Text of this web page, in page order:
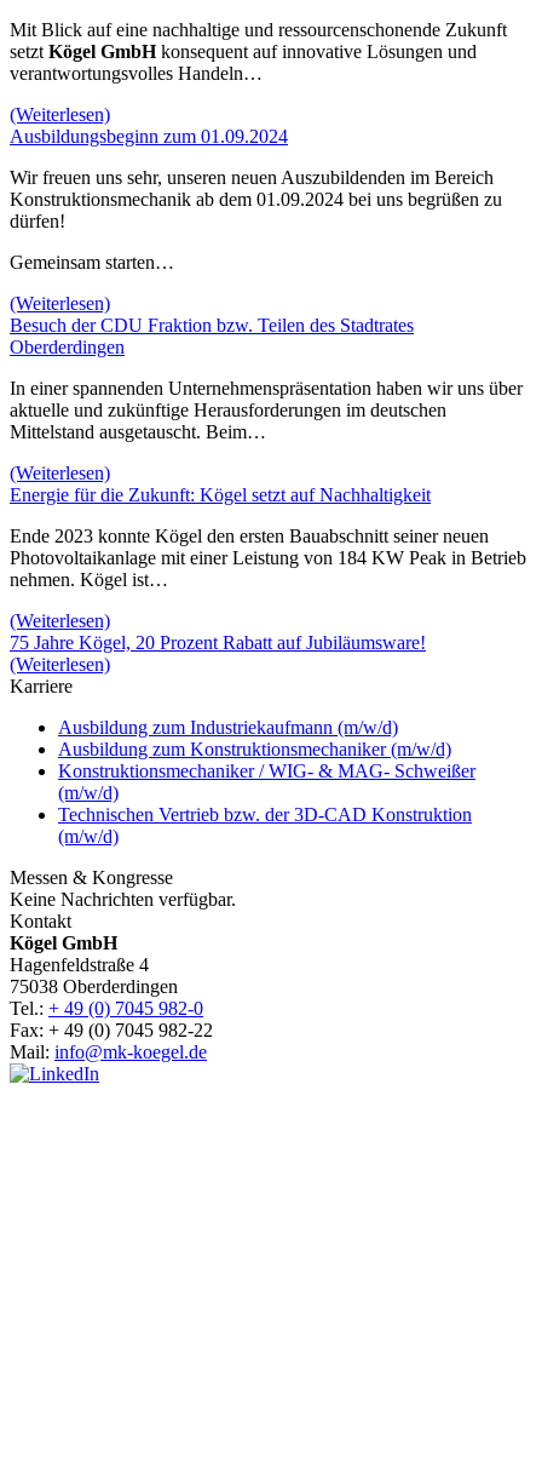
Mit Blick auf eine nachhaltige und ressourcenschonende Zukunft
setzt Kögel GmbHkonsequent auf innovative Lösungen und
verantwortungsvolles Handeln…
(Weiterlesen)
Ausbildungsbeginn zum 01.09.2024
Wir freuen uns sehr, unseren neuen Auszubildenden im Bereich
Konstruktionsmechanik ab dem 01.09.2024 bei uns begrüßen zu
dürfen!
Gemeinsam starten…
(Weiterlesen)
Besuch der CDU Fraktion bzw. Teilen des Stadtrates
Oberderdingen
In einer spannenden Unternehmenspräsentation haben wir uns über
aktuelle und zukünftige Herausforderungen im deutschen
Mittelstand ausgetauscht. Beim…
(Weiterlesen)
Energie für die Zukunft: Kögel setzt auf Nachhaltigkeit
Ende 2023 konnte Kögel den ersten Bauabschnitt seiner neuen
Photovoltaikanlage mit einer Leistung von 184 KW Peak in Betrieb
nehmen. Kögel ist…
(Weiterlesen)
75 Jahre Kögel, 20 Prozent Rabatt auf Jubiläumsware!
(Weiterlesen)
Karriere
Ausbildung zum Industriekaufmann (m/w/d)
Ausbildung zum Konstruktionsmechaniker (m/w/d)
Konstruktionsmechaniker / WIG- & MAG- Schweißer
(m/w/d)
Technischen Vertrieb bzw. der 3D-CAD Konstruktion
(m/w/d)
Messen & Kongresse
Keine Nachrichten verfügbar.
Kontakt
Kögel GmbH
Hagenfeldstraße 4
75038 Oberderdingen
Tel.: + 49 (0) 7045 982-0
Fax: + 49 (0) 7045 982-22
Mail: info@mk-koegel.de